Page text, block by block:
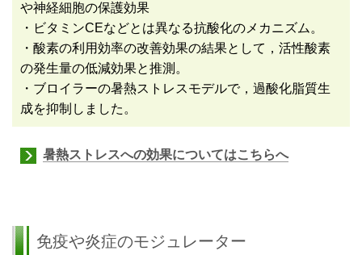
や神経細胞の保護効果
・ ビタミンCEなどとは異なる抗酸化のメカニズム。
・酸素の利用効率の改善効果の結果として，活性酸素
の発生量の低減効果と推測。
・ブロイラーの暑熱ストレスモデルで，過酸化脂質生
成を抑制しました。
暑熱ストレスへの効果についてはこちらへ
免疫や炎症のモジュレーター